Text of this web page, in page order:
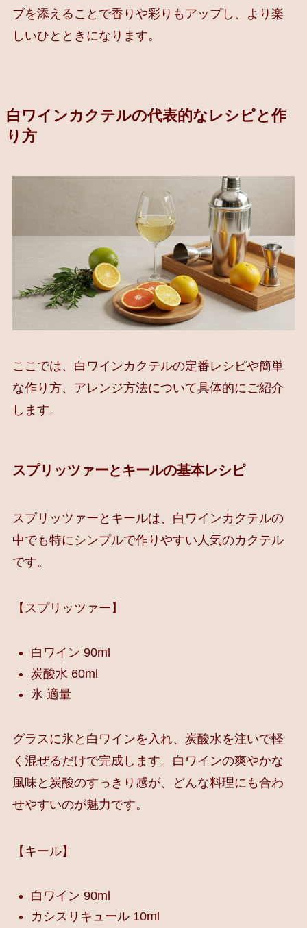
ブを添えることで香りや彩りもアップし、より楽
しいひとときになります。
白ワインカクテルの代表的なレシピと作
り方
ここでは、白ワインカクテルの定番レシピや簡単
な作り方、アレンジ方法について具体的にご紹介
します。
スプリッツァーとキールの基本レシピ
スプリッツァーとキールは、白ワインカクテルの
中でも特にシンプルで作りやすい人気のカクテル
です。
【スプリッツァー】
白ワイン 90ml
炭酸水 60ml
氷 適量
グラスに氷と白ワインを入れ、炭酸水を注いで軽
く混ぜるだけで完成します。白ワインの爽やかな
風味と炭酸のすっきり感が、どんな料理にも合わ
せやすいのが魅力です。
【キール】
白ワイン 90ml
カシスリキュール 10ml